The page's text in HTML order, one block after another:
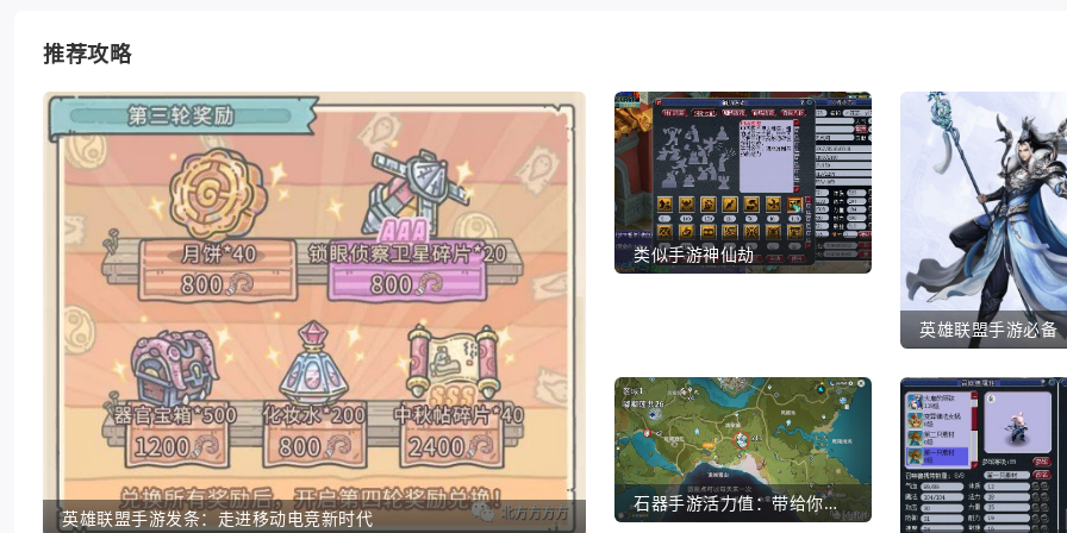
推荐攻略
英雄联盟手游发条：走进移动电竞新时代
类似手游神仙劫
英雄联盟手游必备
石器手游活力值：带给你全新的游戏体验